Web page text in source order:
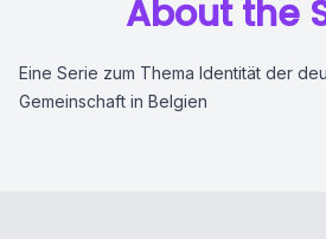
About the
Eine Serie zum Thema Identität der
Gemeinschaft in Belgien